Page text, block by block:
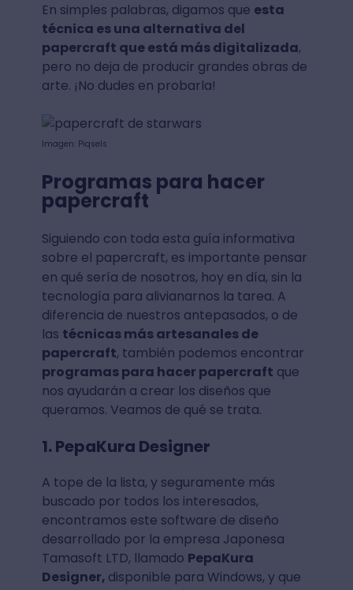
En simples palabras, digamos que esta
técnica es una alternativa del
papercraft que está más digitalizada,
pero no deja de producir grandes obras de
arte. ¡No dudes en probarla!
Imagen: Piqsels
Programas para hacer
papercraft
Siguiendo con toda esta guía informativa
sobre el papercraft, es importante pensar
en qué sería de nosotros, hoy en día, sin la
tecnología para alivianarnos la tarea. A
diferencia de nuestros antepasados, o de
las técnicas más artesanales de
papercraft, también podemos encontrar
programas para hacer papercraft que
nos ayudarán a crear los diseños que
queramos. Veamos de qué se trata.
1. PepaKura Designer
A tope de la lista, y seguramente más
buscado por todos los interesados,
encontramos este software de diseño
desarrollado por la empresa Japonesa
Tamasoft LTD, llamado PepaKura
Designer, disponible para Windows, y que